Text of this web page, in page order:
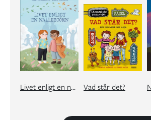
Livet enligt en nallebjörn Vad står det?